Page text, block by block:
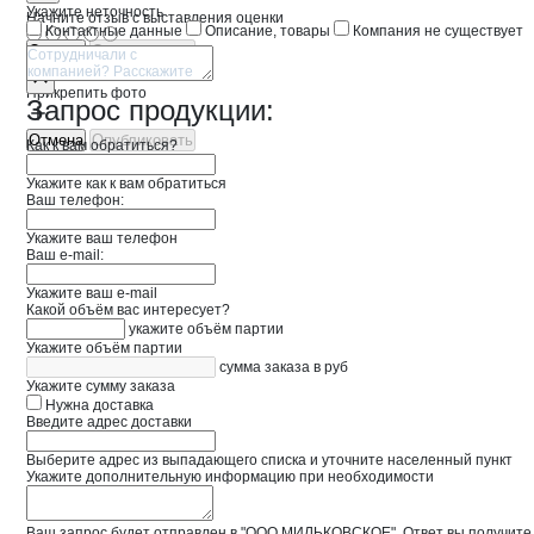
Начните отзыв с выставления оценки
Прикрепить фото
Отмена Опубликовать
Укажите неточность
Контактные данные
Описание, товары Компания не существует
Отмена Опубликовать
Запрос продукции:
Как к вам обратиться?
Укажите как к вам обратиться
Ваш телефон:
Укажите ваш телефон
Ваш e-mail:
Укажите ваш e-mail
Какой объём вас интересует?
укажите объём партии
Укажите объём партии
сумма заказа в руб
Укажите сумму заказа
Нужна доставка
Введите адрес доставки
Выберите адрес из выпадающего списка и уточните населенный пункт
Укажите дополнительную информацию при необходимости